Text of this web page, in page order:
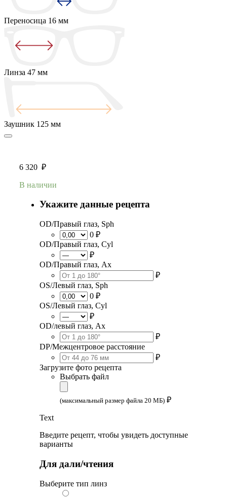
Переносица 16 мм
Линза 47 мм
Заушник 125 мм
6 320 ₽
В наличии
Укажите данные рецепта
OD/Правый глаз, Sph
0 ₽
OD/Правый глаз, Cyl
₽
OD/Правый глаз, Ax
₽
OS/Левый глаз, Sph
0 ₽
OS/Левый глаз, Cyl
₽
OD/левый глаз, Ax
₽
DP/Межцентровое расстояние
₽
Загрузите фото рецепта
Выбрать файл
(максимальный размер файла 20 МБ) ₽
Text
Введите рецепт, чтобы увидеть доступные
варианты
Для дали/чтения
Выберите тип линз